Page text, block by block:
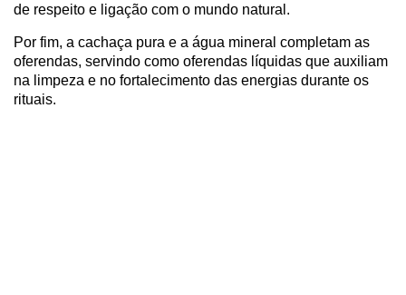
de respeito e ligação com o mundo natural.
Por fim, a cachaça pura e a água mineral completam as
oferendas, servindo como oferendas líquidas que auxiliam
na limpeza e no fortalecimento das energias durante os
rituais.